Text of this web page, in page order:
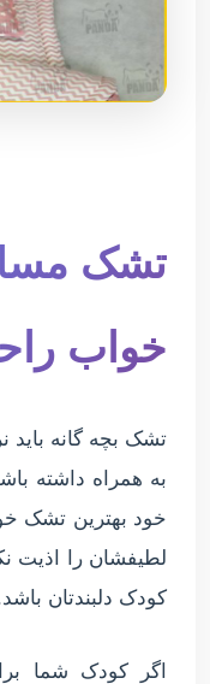
تشک
خواب
تشک بچه گانه
به همراه داشته
خود بهترین تشک
لطیفشان را اذیت
کودک دلبندتان
اگر کودک شما